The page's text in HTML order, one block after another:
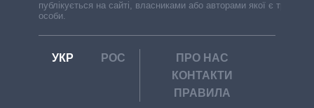
публікується на сайті, власниками або авторами якої є треті
особи.
УКР РОС
ПРО НАС
КОНТАКТИ
ПРАВИЛА